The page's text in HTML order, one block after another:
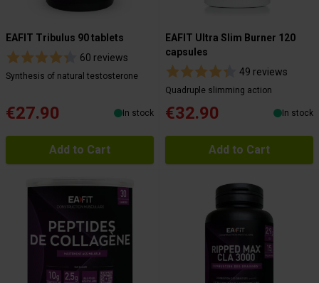
EAFIT Tribulus 90 tablets
60 reviews
Synthesis of natural testosterone
€27.90 In stock
Add to Cart
EAFIT Ultra Slim Burner 120
capsules
49 reviews
Quadruple slimming action
€32.90 In stock
Add to Cart